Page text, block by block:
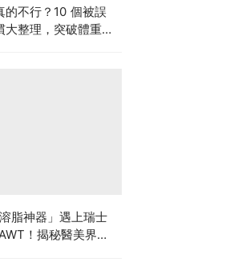
的不行？10 個被誤
大整理，突破體重停
脂神器」遇上瑞士
！揭秘醫美界悄